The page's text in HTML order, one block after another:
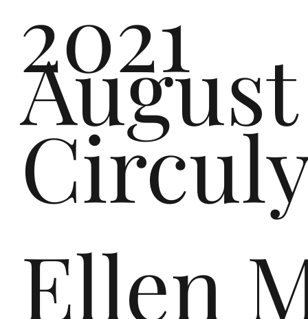
Ellen
August
2021
Eu
ro